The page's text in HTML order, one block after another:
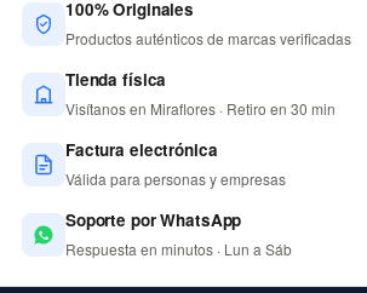
100% Originales
Productos auténticos de marcas verificadas
Tienda física
Visítanos en Miraflores · Retiro en 30 min
Factura electrónica
Válida para personas y empresas
Soporte por WhatsApp
Respuesta en minutos · Lun a Sáb